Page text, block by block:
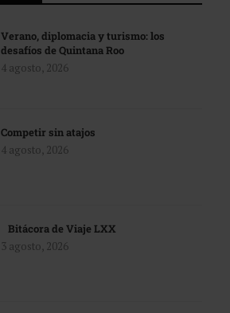
Verano, diplomacia y turismo: los
desafíos de Quintana Roo
4 agosto, 2026
Competir sin atajos
4 agosto, 2026
Bitácora de Viaje LXX
3 agosto, 2026